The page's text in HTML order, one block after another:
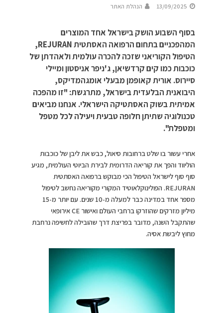
13/09/2025 הנהלת האתר
בסוף השבוע הושק בישראל אחד המוצרים
המהפכניים בתחום הרפואה האסתטית REJURAN,
הטיפול הקוריאני שזכה להכרה עולמית ולאהדתן של
כוכבות כמו קים קרדשיאן, ג'ניפר אניסטון ומיילי
סיירוס. אורית קאופמן מבעלי אומגהמדיקס,
היבואנית הבלעדית בישראל, מתרגשת: "זו מהפכה
אמיתית בשוק האסתטיקה הישראלי. אנחנו מביאים
טכנולוגיה שתיתן חלופה טבעית ויעילה לכל מטפל
ומטפלת".
אחרי עשור בו שלט ברחובות סיאול, כבש את ליבן של כוכבות
הוליווד והפך את קוריאה הדרומית לבירת הביוטי העולמית, מגיע
סוף סוף לישראל הטיפול הכי מבוקש ברפואה האסתטית
REJURAN. הפולינוקלאוטיד המקורי מקוריאה נחשב לטיפול
מספר אחד במדינה כבר למעלה מ-10 שנים. עם יותר מ-15
מיליון מזרקים שהוזרקו ברחבי העולם ואישור CE אירופאי
שהתקבל השנה, מדובר בפריצת דרך שהובילה לחשיפה נרחבת
מחוץ ליבשת אסיה.